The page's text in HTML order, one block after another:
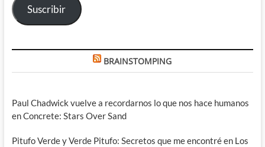
Suscribir
BRAINSTOMPING
Paul Chadwick vuelve a recordarnos lo que nos hace humanos
en Concrete: Stars Over Sand
Pitufo Verde y Verde Pitufo: Secretos que me encontré en Los